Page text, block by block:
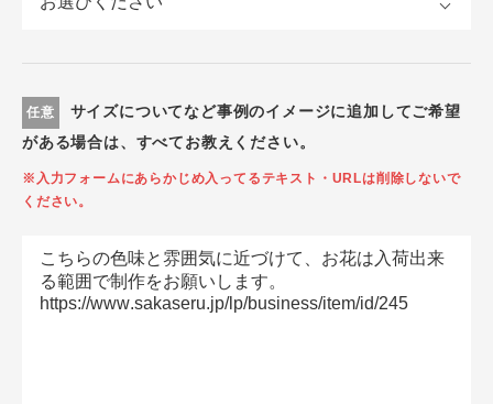
任意
サイズについてなど事例のイメージに追加してご希望
がある場合は、すべてお教えください。
※入力フォームにあらかじめ入ってるテキスト・URLは削除しないで
ください。